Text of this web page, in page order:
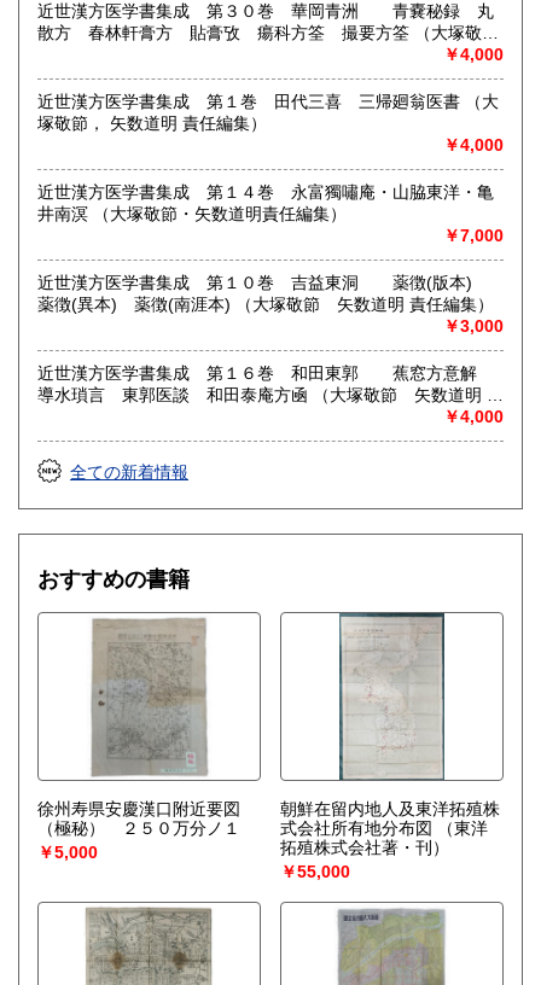
近世漢方医学書集成 第３０巻 華岡青洲 青嚢秘録 丸
散方 春林軒膏方 貼膏攷 瘍科方筌 撮要方筌 （大塚敬
￥4,000
近世漢方医学書集成 第１巻 田代三喜 三帰廻翁医書 （大
塚敬節， 矢数道明 責任編集）
￥4,000
近世漢方医学書集成 第１４巻 永富獨嘯庵・山脇東洋・亀
井南溟 （大塚敬節・矢数道明責任編集）
￥7,000
近世漢方医学書集成 第１０巻 吉益東洞 薬徴(版本)
薬徴(異本) 薬徴(南涯本) （大塚敬節 矢数道明 責任編集）
￥3,000
近世漢方医学書集成 第１６巻 和田東郭 蕉窓方意解
導水瑣言 東郭医談 和田泰庵方凾 （大塚敬節 矢数道明 責
￥4,000
全ての新着情報
おすすめの書籍
徐州寿県安慶漢口附近要図
（極秘） ２５０万分ノ１
￥5,000
朝鮮在留内地人及東洋拓殖株
式会社所有地分布図
（東洋
拓殖株式会社著・刊）
￥55,000